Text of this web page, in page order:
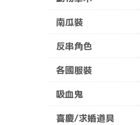
南瓜裝
反串角色
各國服裝
吸血鬼
喜慶/求婚道具